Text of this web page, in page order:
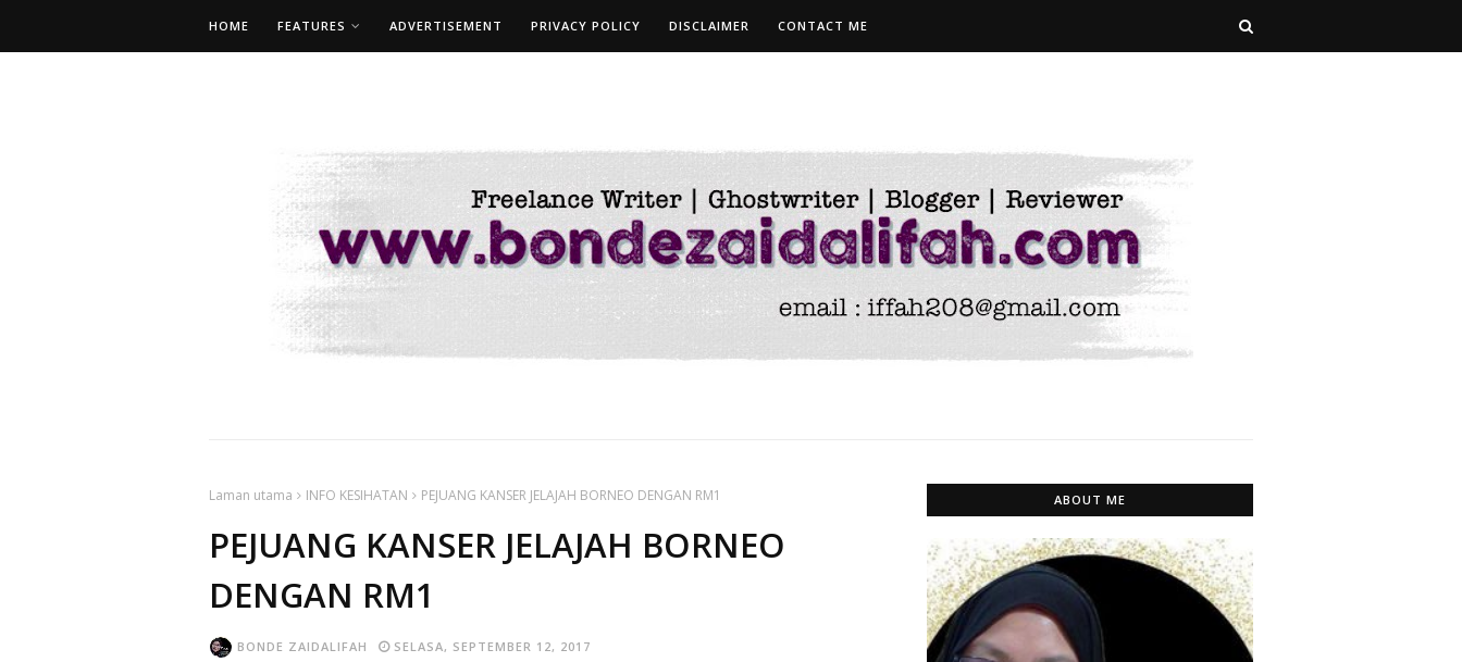
HOME FEATURES ADVERTISEMENT PRIVACY POLICY DISCLAIMER CONTACT ME
Laman utama INFO KESIHATAN PEJUANG KANSER JELAJAH BORNEO DENGAN RM1
PEJUANG KANSER JELAJAH BORNEO
DENGAN RM1
BONDE ZAIDALIFAH SELASA, SEPTEMBER 12, 2017
ABOUT ME